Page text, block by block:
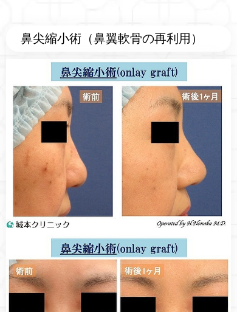
鼻尖縮小術（鼻翼軟骨の再利用）